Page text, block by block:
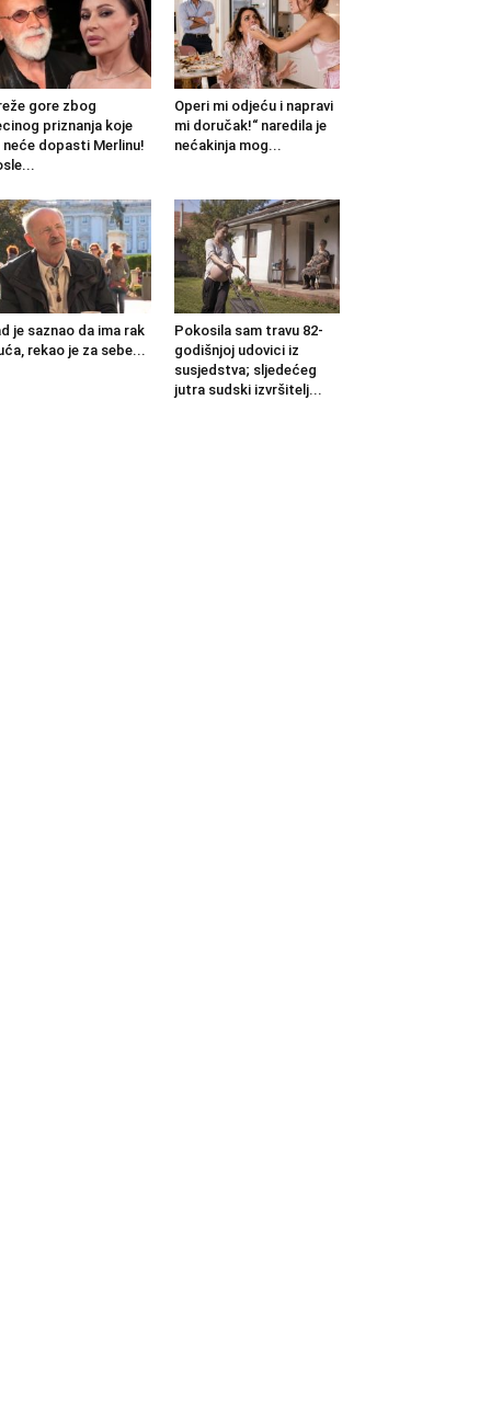
gore zbog
priznanja koje
neće dopasti Merlinu!
Operi mi odjeću i napravi
mi doručak!“ naredila je
nećakinja mog...
je saznao da ima rak
rekao je za sebe...
Pokosila sam travu 82-
godišnjoj udovici iz
susjedstva; sljedećeg
jutra sudski izvršitelj...